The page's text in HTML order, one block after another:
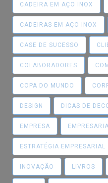
CADEIRA EM AÇO INOX
CADEIRAS EM AÇO INOX
CASE DE SUCESSO
COLABORADORES
COPA DO MUNDO
DESIGN DICAS DE
EMPRESA
ESTRATÉGIA EMPRESARIAL
INOVAÇÃO LIVROS